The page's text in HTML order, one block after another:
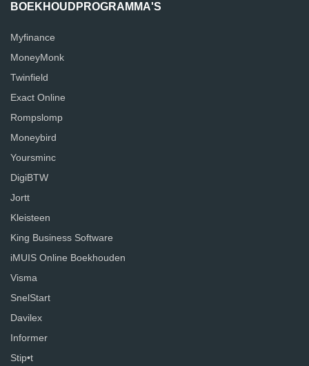
BOEKHOUDPROGRAMMA'S
Myfinance
MoneyMonk
Twinfield
Exact Online
Rompslomp
Moneybird
Yoursminc
DigiBTW
Jortt
Kleisteen
King Business Software
iMUIS Online Boekhouden
Visma
SnelStart
Davilex
Informer
Stip•t